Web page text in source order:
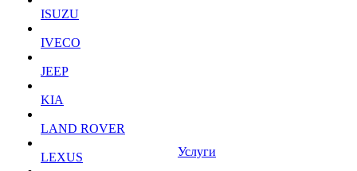
ISUZU
IVECO
JEEP
KIA
LAND ROVER
LEXUS
Услуги